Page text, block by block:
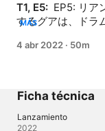
T1, E5: EP5: リア
するグアは、ドラ
めぐるリアンとジ
MÁS
4 abr 2022 · 50m
Ficha técnica
Lanzamiento
2022